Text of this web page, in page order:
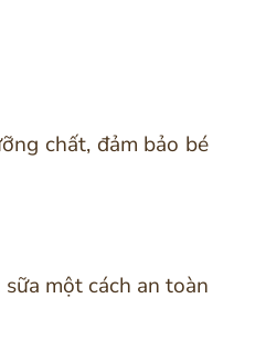
chất, đảm bảo bé
một cách an toàn